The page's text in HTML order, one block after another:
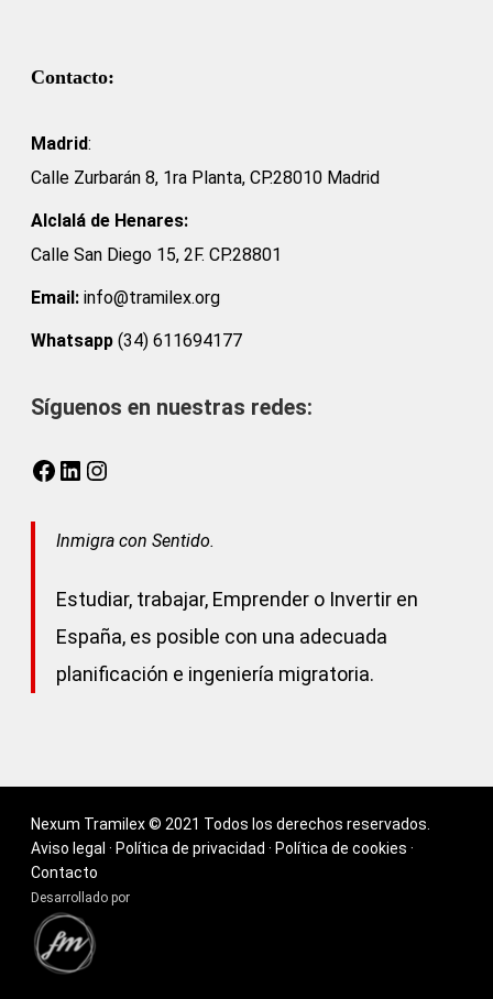
Contacto:
Madrid:
Calle Zurbarán 8, 1ra Planta, CP.28010 Madrid
Alclalá de Henares:
Calle San Diego 15, 2F. CP.28801
Email: info@tramilex.org
Whatsapp (34) 611694177
Síguenos en nuestras redes:
Facebook
LinkedIn
Inmigra con Sentido.
Estudiar, trabajar, Emprender o Invertir en
España, es posible con una adecuada
planificación e ingeniería migratoria.
Nexum Tramilex © 2021 Todos los derechos reservados.
Aviso legal · Política de privacidad · Política de cookies ·
Contacto
Desarrollado por